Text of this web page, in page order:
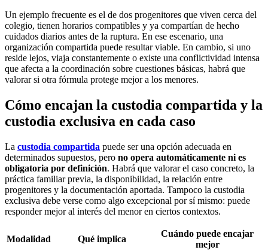
Un ejemplo frecuente es el de dos progenitores que viven cerca del
colegio, tienen horarios compatibles y ya compartían de hecho
cuidados diarios antes de la ruptura. En ese escenario, una
organización compartida puede resultar viable. En cambio, si uno
reside lejos, viaja constantemente o existe una conflictividad intensa
que afecta a la coordinación sobre cuestiones básicas, habrá que
valorar si otra fórmula protege mejor a los menores.
Cómo encajan la custodia compartida y la
custodia exclusiva en cada caso
La custodia compartida puede ser una opción adecuada en
determinados supuestos, pero no opera automáticamente ni es
obligatoria por definición. Habrá que valorar el caso concreto, la
práctica familiar previa, la disponibilidad, la relación entre
progenitores y la documentación aportada. Tampoco la custodia
exclusiva debe verse como algo excepcional por sí mismo: puede
responder mejor al interés del menor en ciertos contextos.
Modalidad Qué implica
Cuándo puede encajar
mejor